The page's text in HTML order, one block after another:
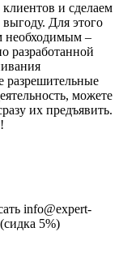
и сделаем
Для этого
необходимым –
разработанной
разрешительные
можете
их предъявить.
info@expert-
5%)